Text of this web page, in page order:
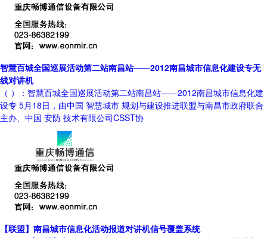
智慧百城全国巡展活动第二站南昌站——2012南昌城市信息化建设专无
线对讲机
（ ）：智慧百城全国巡展活动第二站南昌站——2012南昌城市信息化建
设专 5月18日，由中国 智慧城市 规划与建设推进联盟与南昌市政府联合
主办、中国 安防 技术有限公司CSST协
【联盟】南昌城市信息化活动报道对讲机信号覆盖系统